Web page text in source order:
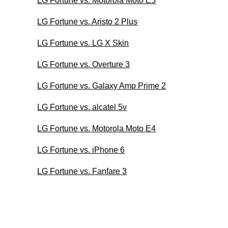
LG Fortune vs. Aristo 2 Plus
LG Fortune vs. LG X Skin
LG Fortune vs. Overture 3
LG Fortune vs. Galaxy Amp Prime 2
LG Fortune vs. alcatel 5v
LG Fortune vs. Motorola Moto E4
LG Fortune vs. iPhone 6
LG Fortune vs. Fanfare 3